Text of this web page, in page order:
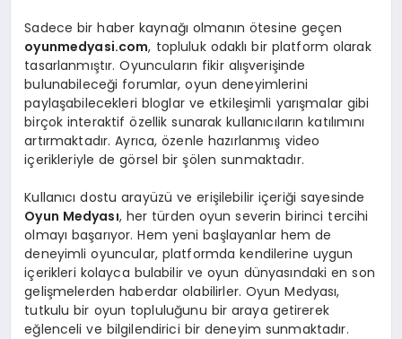
Sadece bir haber kaynağı olmanın ötesine geçen
oyunmedyasi.com, topluluk odaklı bir platform olarak
tasarlanmıştır. Oyuncuların fikir alışverişinde
bulunabileceği forumlar, oyun deneyimlerini
paylaşabilecekleri bloglar ve etkileşimli yarışmalar gibi
birçok interaktif özellik sunarak kullanıcıların katılımını
artırmaktadır. Ayrıca, özenle hazırlanmış video
içerikleriyle de görsel bir şölen sunmaktadır.
Kullanıcı dostu arayüzü ve erişilebilir içeriği sayesinde
Oyun Medyası, her türden oyun severin birinci tercihi
olmayı başarıyor. Hem yeni başlayanlar hem de
deneyimli oyuncular, platformda kendilerine uygun
içerikleri kolayca bulabilir ve oyun dünyasındaki en son
gelişmelerden haberdar olabilirler. Oyun Medyası,
tutkulu bir oyun topluluğunu bir araya getirerek
eğlenceli ve bilgilendirici bir deneyim sunmaktadır.